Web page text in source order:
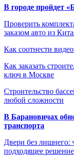
В городе пройдет
Проверить
заказом авто из
Как соотнести
Как заказать
ключ в Москве
Строительство
любой сложности
В Барановичах
транспорта
Двери без лишнего:
подходящее решение